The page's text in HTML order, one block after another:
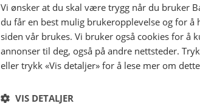
Vi ønsker at du skal være trygg når du bruker
du får en best mulig brukeropplevelse og for
siden vår brukes. Vi bruker også cookies for å
annonser til deg, også på andre nettsteder.
eller trykk «Vis detaljer» for å lese mer om
VIS DETALJER